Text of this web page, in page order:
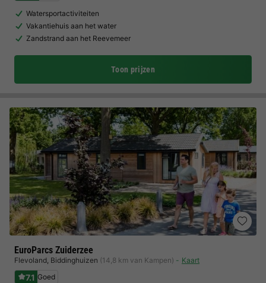
Watersportactiviteiten
Vakantiehuis aan het water
Zandstrand aan het Reevemeer
Toon prijzen
EuroParcs Zuiderzee
Flevoland, Biddinghuizen (14,8 km van Kampen) Kaart
7.1 Goed